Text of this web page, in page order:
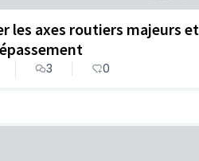
les axes routiers majeurs et
3 0